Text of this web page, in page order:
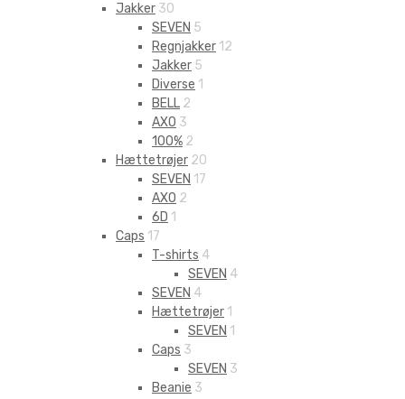
Jakker 30
SEVEN 5
Regnjakker 12
Jakker 5
Diverse 1
BELL 2
AXO 3
100% 2
Hættetrøjer 20
SEVEN 17
AXO 2
6D 1
Caps 17
T-shirts 4
SEVEN 4
SEVEN 4
Hættetrøjer 1
SEVEN 1
Caps 3
SEVEN 3
Beanie 3